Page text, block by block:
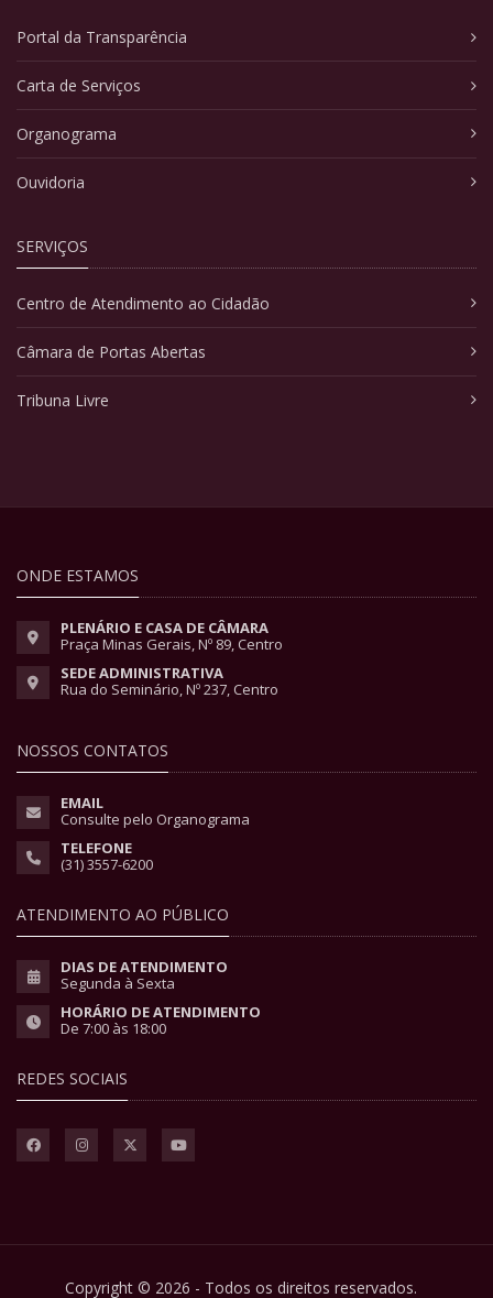
Portal da Transparência
Carta de Serviços
Organograma
Ouvidoria
SERVIÇOS
Centro de Atendimento ao Cidadão
Câmara de Portas Abertas
Tribuna Livre
ONDE ESTAMOS
PLENÁRIO E CASA DE CÂMARA
Praça Minas Gerais, Nº 89, Centro
SEDE ADMINISTRATIVA
Rua do Seminário, Nº 237, Centro
NOSSOS CONTATOS
EMAIL
Consulte pelo Organograma
TELEFONE
(31) 3557-6200
ATENDIMENTO AO PÚBLICO
DIAS DE ATENDIMENTO
Segunda à Sexta
HORÁRIO DE ATENDIMENTO
De 7:00 às 18:00
REDES SOCIAIS
Copyright © 2026 - Todos os direitos reservados.